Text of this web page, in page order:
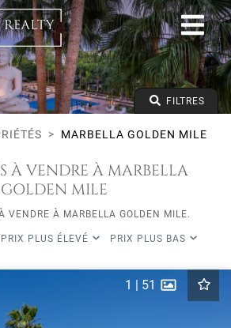
FILTRES
MARBELLA GOLDEN MILE
À VENDRE À MARBELLA
GOLDEN MILE
VENDRE À MARBELLA GOLDEN MILE.
PRIX PLUS ÉLEVÉ PRIX PLUS BAS
1 | 51